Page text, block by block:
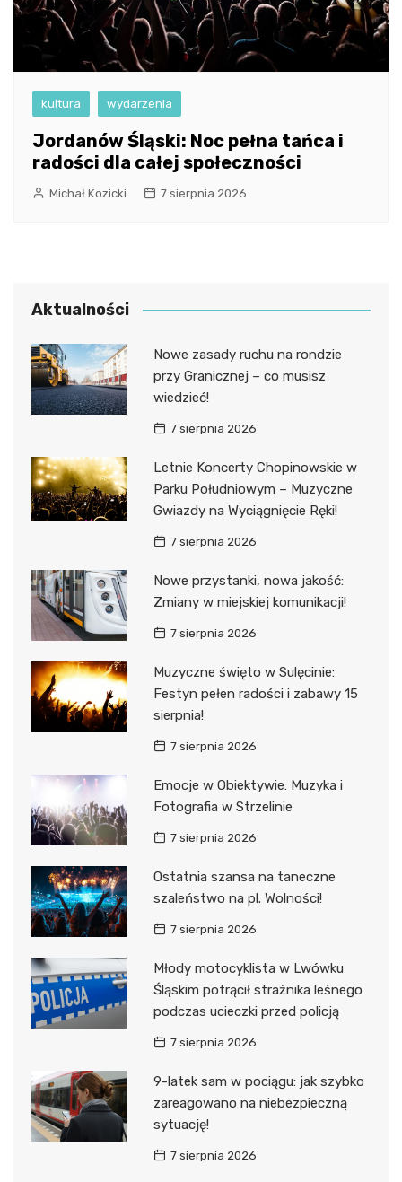
kultura wydarzenia
Jordanów Śląski: Noc pełna tańca i
radości dla całej społeczności
Michał Kozicki 7 sierpnia 2026
Aktualności
Nowe zasady ruchu na rondzie
przy Granicznej – co musisz
wiedzieć!
7 sierpnia 2026
Letnie Koncerty Chopinowskie w
Parku Południowym – Muzyczne
Gwiazdy na Wyciągnięcie Ręki!
7 sierpnia 2026
Nowe przystanki, nowa jakość:
Zmiany w miejskiej komunikacji!
7 sierpnia 2026
Muzyczne święto w Sulęcinie:
Festyn pełen radości i zabawy 15
sierpnia!
7 sierpnia 2026
Emocje w Obiektywie: Muzyka i
Fotografia w Strzelinie
7 sierpnia 2026
Ostatnia szansa na taneczne
szaleństwo na pl. Wolności!
7 sierpnia 2026
Młody motocyklista w Lwówku
Śląskim potrącił strażnika leśnego
podczas ucieczki przed policją
7 sierpnia 2026
9-latek sam w pociągu: jak szybko
zareagowano na niebezpieczną
sytuację!
7 sierpnia 2026